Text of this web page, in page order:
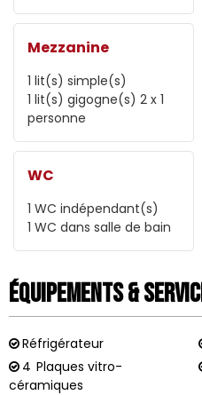
Mezzanine
1 lit(s) simple(s)
1 lit(s) gigogne(s) 2 x 1
personne
WC
1 WC indépendant(s)
1 WC dans salle de bain
Équipements &
Réfrigérateur
4 Plaques vitro-
céramiques